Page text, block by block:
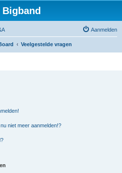
Bigband
Aanmelden
Veelgestelde vragen
niet meer aanmelden!?